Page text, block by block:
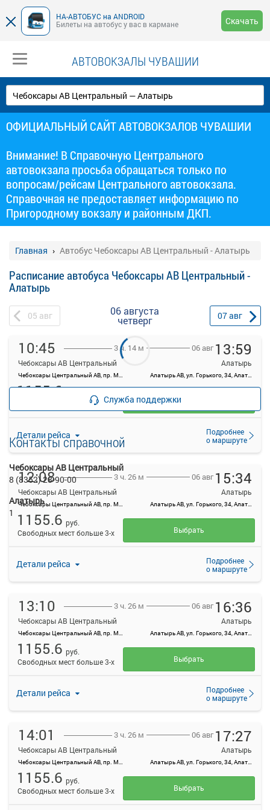
НА-АВТОБУС на ANDROID
Билеты на автобус у вас в кармане
Скачать
АВТОВОКЗАЛЫ ЧУВАШИИ
ОФИЦИАЛЬНЫЙ САЙТ АВТОВОКЗАЛОВ ЧУВАШИИ
Внимание! В Справочную Центрального
автовокзала просьба обращаться только по
вопросам/рейсам Центрального автовокзала.
Справочная не предоставляет информацию по
Пригородному вокзалу и районным ДКП.
Главная Автобус Чебоксары АВ Центральный - Алатырь
Расписание автобуса Чебоксары АВ Центральный -
Алатырь
05 авг 06 августа
четверг 07авг
10:45
Чебоксары АВ Центральный
Чебоксары Центральный АВ, пр. Мира, 78, г. Чебоксары
3 ч. 14 м 06 авг 13:59
Алатырь
Алатырь АВ, ул. Горького, 34, Алатырь
Детали рейса
Подробнее
о маршруте
1155.6
Свободных мест больше 3-х
Выбрать
12:08
Чебоксары АВ Центральный
Чебоксары Центральный АВ, пр. Мира, 78, г. Чебоксары
3 ч. 26 м 06 авг 15:34
Алатырь
Алатырь АВ, ул. Горького, 34, Алатырь
Детали рейса
Подробнее
о маршруте
1155.6 руб.
Свободных мест больше 3-х
Выбрать
13:10
Чебоксары АВ Центральный
Чебоксары Центральный АВ, пр. Мира, 78, г. Чебоксары
3 ч. 26 м 06 авг 16:36
Алатырь
Алатырь АВ, ул. Горького, 34, Алатырь
Детали рейса
Подробнее
о маршруте
1155.6 руб.
Свободных мест больше 3-х
Выбрать
14:01
Чебоксары АВ Центральный
Чебоксары Центральный АВ, пр. Мира, 78, г. Чебоксары
3 ч. 26 м 06 авг 17:27
Алатырь
Алатырь АВ, ул. Горького, 34, Алатырь
1155.6 руб.
Свободных мест больше 3-х
Выбрать
Служба поддержки
Контакты справочной
Чебоксары АВ Центральный
8 (8352) 28-90-00
Алатырь
1